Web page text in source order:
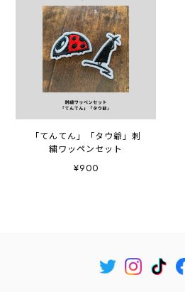
「てんてん」「タウ爺」刺
繍ワッペンセット
¥900